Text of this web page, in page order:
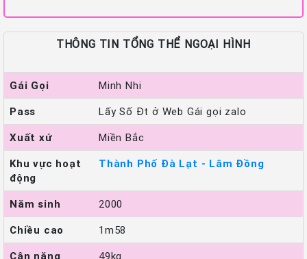
THÔNG TIN TỔNG THỂ NGOẠI HÌNH
Gái Gọi
Minh Nhi
Pass
Lấy Số Đt ở Web Gái gọi zalo
Xuất xứ
Miền Bắc
Khu vực hoạt
động
Thành Phố Đà Lạt - Lâm Đồng
Năm sinh
2000
Chiều cao
1m58
Cân nặng
49kg